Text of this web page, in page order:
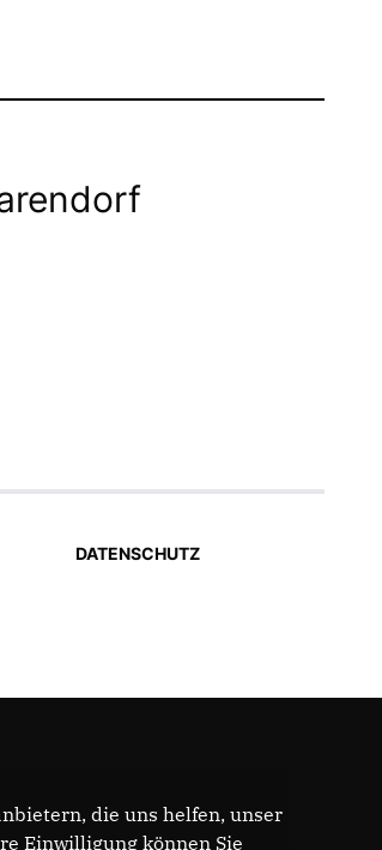
DATENSCHUTZ
die uns helfen, unser
Einwilligung können Sie